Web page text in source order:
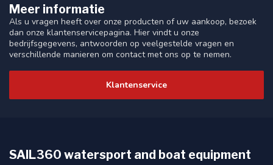
Meer informatie
Als u vragen heeft over onze producten of uw aankoop, bezoek
dan onze klantenservicepagina. Hier vindt u onze
bedrijfsgegevens, antwoorden op veelgestelde vragen en
verschillende manieren om contact met ons op te nemen.
Klantenservice
SAIL360 watersport and boat equipment